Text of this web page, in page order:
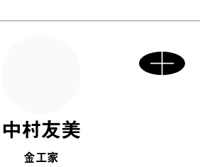
中村友美
金工家